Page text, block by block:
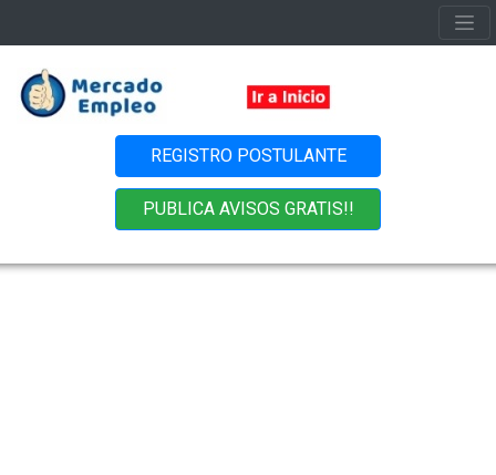
REGISTRO POSTULANTE
PUBLICA AVISOS GRATIS!!